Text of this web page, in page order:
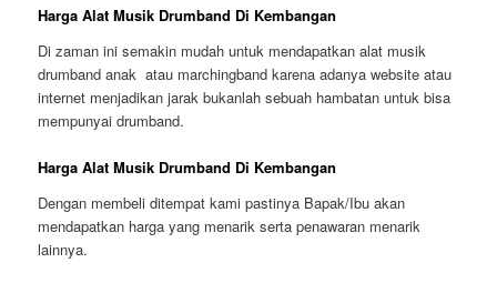
Harga Alat Musik Drumband Di Kembangan
Di zaman ini semakin mudah untuk mendapatkan alat musik
drumband anak atau marchingband karena adanya website atau
internet menjadikan jarak bukanlah sebuah hambatan untuk bisa
mempunyai drumband.
Harga Alat Musik Drumband Di Kembangan
Dengan membeli ditempat kami pastinya Bapak/Ibu akan
mendapatkan harga yang menarik serta penawaran menarik
lainnya.